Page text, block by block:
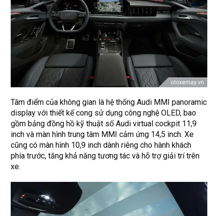
Tâm điểm của không gian là hệ thống Audi MMI panoramic
display với thiết kế cong sử dụng công nghệ OLED, bao
gồm bảng đồng hồ kỹ thuật số Audi virtual cockpit 11,9
inch và màn hình trung tâm MMI cảm ứng 14,5 inch. Xe
cũng có màn hình 10,9 inch dành riêng cho hành khách
phía trước, tăng khả năng tương tác và hỗ trợ giải trí trên
xe.